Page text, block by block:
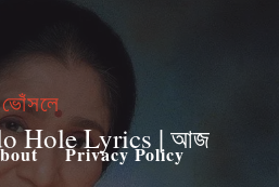
Privacy Policy
Hole Lyrics | আজ